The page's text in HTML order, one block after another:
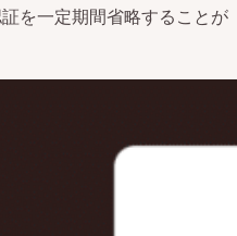
を一定期間省略することが